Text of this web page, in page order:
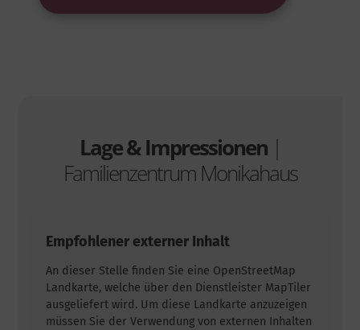
Lage & Impressionen|
Familienzentrum Monikahaus
Empfohlener externer Inhalt
An dieser Stelle finden Sie eine OpenStreetMap
Landkarte, welche über den Dienstleister MapTiler
ausgeliefert wird. Um diese Landkarte anzuzeigen
müssen Sie der Verwendung von externen Inhalten